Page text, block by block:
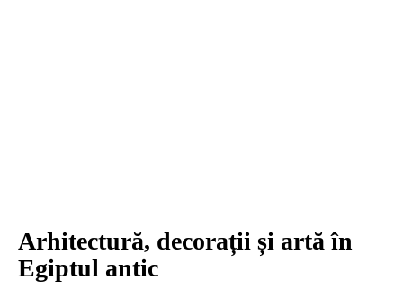
Arhitectură, decorații și artă în
Egiptul antic